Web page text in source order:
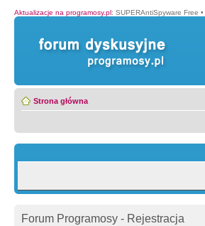
Aktualizacje na programosy.pl: SUPERAntiSpyware Free •
Strona główna
Forum Programosy - Rejestracja